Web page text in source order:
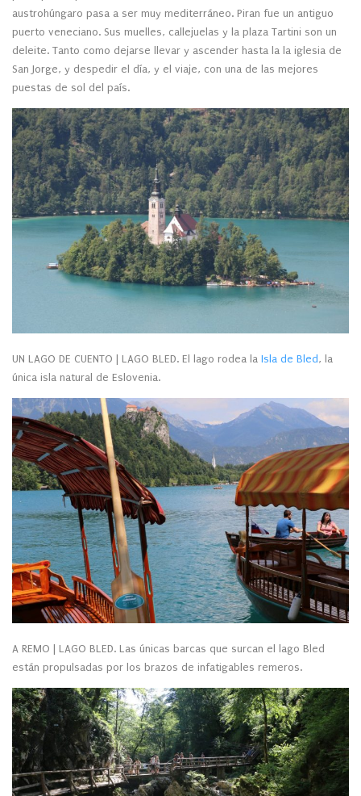
austrohúngaro pasa a ser muy mediterráneo. Piran fue un antiguo
puerto veneciano. Sus muelles, callejuelas y la plaza Tartini son un
deleite. Tanto como dejarse llevar y ascender hasta la la iglesia de
San Jorge, y despedir el día, y el viaje, con una de las mejores
puestas de sol del país.
UN LAGO DE CUENTO | LAGO BLED. El lago rodea la Isla de Bled, la
única isla natural de Eslovenia.
A REMO | LAGO BLED. Las únicas barcas que surcan el lago Bled
están propulsadas por los brazos de infatigables remeros.